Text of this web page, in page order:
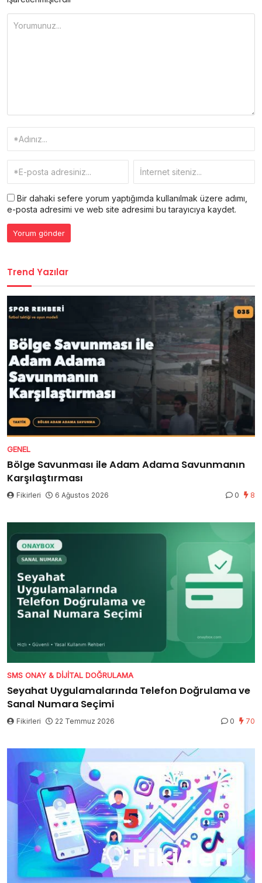
Bir dahaki sefere yorum yaptığımda kullanılmak üzere adımı,
e-posta adresimi ve web site adresimi bu tarayıcıya kaydet.
Trend Yazılar
GENEL
Bölge Savunması ile Adam Adama Savunmanın
Karşılaştırması
Fikirleri 6 Ağustos 2026 0 8
SMS ONAY & DIJITAL DOĞRULAMA
Seyahat Uygulamalarında Telefon Doğrulama ve
Sanal Numara Seçimi
Fikirleri 22 Temmuz 2026 0 70